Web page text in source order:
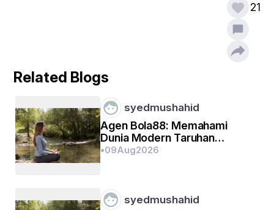
21
Related Blogs
syedmushahid
Agen Bola88: Memahami
Dunia Modern Taruhan
Olahraga Online
•09Aug2026
syedmushahid